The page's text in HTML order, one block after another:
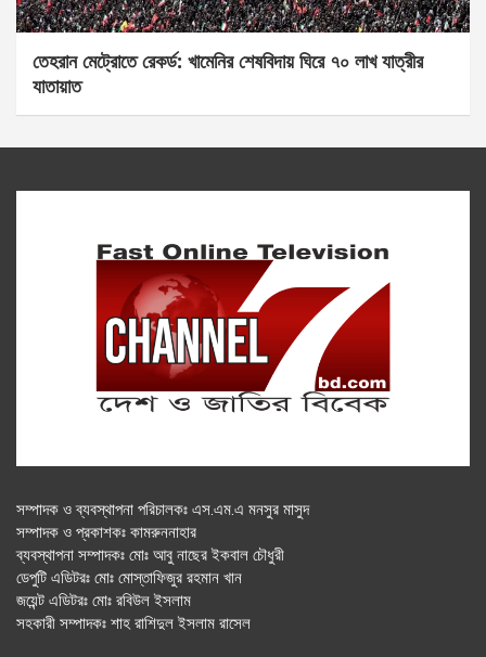
তেহরান মেট্রোতে রেকর্ড: খামেনির শেষবিদায় ঘিরে ৭০ লাখ যাত্রীর
যাতায়াত
সম্পাদক ও ব্যবস্থাপনা পরিচালকঃ এস.এম.এ মনসুর মাসুদ
সম্পাদক ও প্রকাশকঃ কামরুননাহার
ব্যবস্থাপনা সম্পাদকঃ মোঃ আবু নাছের ইকবাল চৌধুরী
ডেপুটি এডিটরঃ মোঃ মোস্তাফিজুর রহমান খান
জয়েন্ট এডিটরঃ মোঃ রবিউল ইসলাম
সহকারী সম্পাদকঃ শাহ রাশিদুল ইসলাম রাসেল